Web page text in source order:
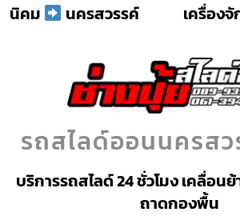
นิคม นครสวรรค์ เครื่อง
รถสไลด์ออนนครส
บริการรถสไลด์ 24 ชั่วโมง เคลื่อน
ถาดกองพื้น